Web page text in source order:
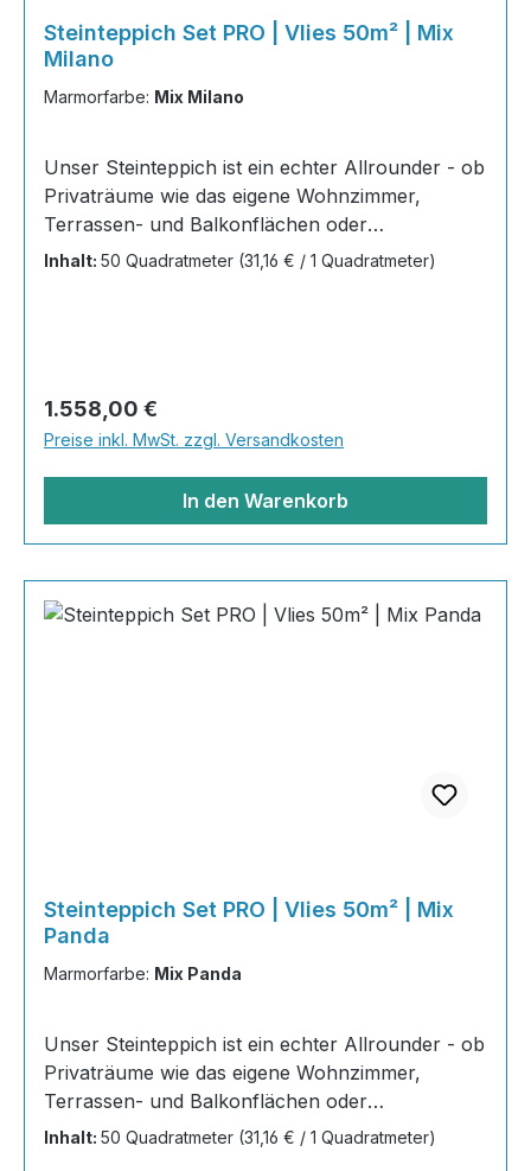
Steinteppich Set PRO | Vlies 50m² | Mix
Milano
Marmorfarbe: Mix Milano
Unser Steinteppich ist ein echter Allrounder - ob
Privaträume wie das eigene Wohnzimmer,
Terrassen- und Balkonflächen oder
Gewerbeobjekte und Austellungsräume; unsere
und einfach zu verlegen. Stöbern Sie in unserem
Shop nach Ihrer Lieblingsfarbe und legen Sie
gleich los!Inhalt 20x25kg Marmorsteine 10kg
Grundierung AT-EG30 40kg
Inhalt: 50 Quadratmeter (31,16 € / 1 Quadratmeter)
Regulärer Preis:
1.558,00 €
Preise inkl. MwSt. zzgl. Versandkosten
In den Warenkorb
Steinteppich Set PRO | Vlies 50m² | Mix
Panda
Marmorfarbe: Mix Panda
Unser Steinteppich ist ein echter Allrounder - ob
Privaträume wie das eigene Wohnzimmer,
Terrassen- und Balkonflächen oder
Gewerbeobjekte und Austellungsräume; unsere
Inhalt: 50 Quadratmeter (31,16 € / 1 Quadratmeter)